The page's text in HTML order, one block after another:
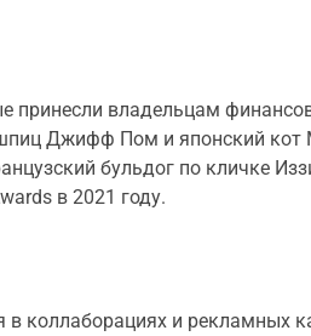
принесли владельцам
Джифф Пом и японский
бульдог по кличке
в 2021 году.
коллаборациях и рекламных